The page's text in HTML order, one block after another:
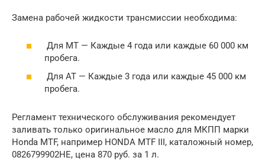
Замена рабочей жидкости трансмиссии необходима:
Для МТ — Каждые 4 года или каждые 60 000 км
пробега.
Для AT — Каждые 3 года или каждые 45 000 км
пробега.
Регламент технического обслуживания рекомендует
заливать только оригинальное масло для МКПП марки
Honda MTF, например HONDA MTF III, каталожный номер,
0826799902HE, цена 870 руб. за 1 л.